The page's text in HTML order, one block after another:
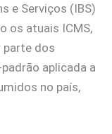
e Serviços (IBS)
os atuais ICMS,
parte dos
aplicada a
no país,